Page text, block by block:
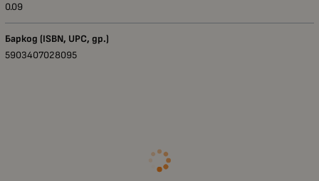
0.09
Баркод (ISBN, UPC, др.)
5903407028095